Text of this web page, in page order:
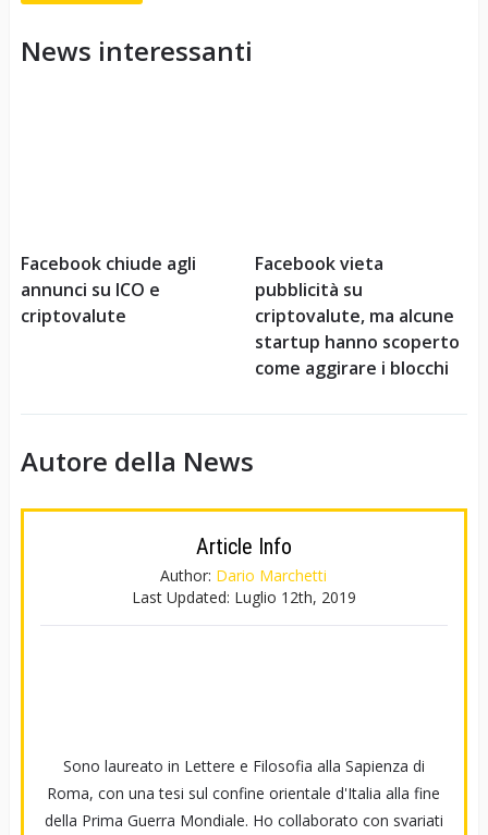
News interessanti
Facebook chiude agli
annunci su ICO e
criptovalute
Facebook vieta
pubblicità su
criptovalute, ma alcune
startup hanno scoperto
come aggirare i blocchi
Autore della News
Article Info
Author: Dario Marchetti
Last Updated: Luglio 12th, 2019
Sono laureato in Lettere e Filosofia alla Sapienza di
Roma, con una tesi sul confine orientale d'Italia alla fine
della Prima Guerra Mondiale. Ho collaborato con svariati